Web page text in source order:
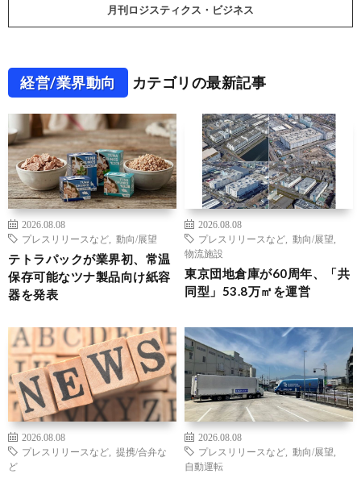
月刊ロジスティクス・ビジネス
経営/業界動向 カテゴリの最新記事
2026.08.08
プレスリリースなど
動向/展望
テトラパックが業界初、常温
保存可能なツナ製品向け紙容
器を発表
2026.08.08
プレスリリースなど
動向/展望
物流施設
東京団地倉庫が60周年、「共
同型」53.8万㎡を運営
2026.08.08
プレスリリースなど
提携/合弁な
ど
2026.08.08
プレスリリースなど
動向/展望
自動運転